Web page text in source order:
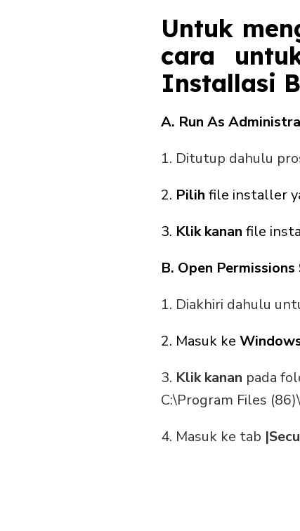
Untuk
cara
Installasi
A. Run As
1. Ditutup dahulu
2. Pilih file installer
3. Klik kanan file
B. Open
1. Diakhiri dahulu
2. Masuk ke
3. Klik kanan pada
C:\Program Files
4. Masuk ke tab